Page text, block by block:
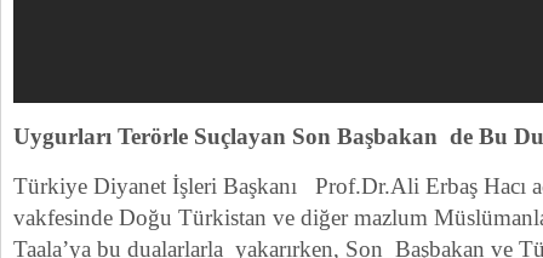
Uygurları Terörle Suçlayan Son Başbakan de Bu
Türkiye Diyanet İşleri Başkanı Prof.Dr.Ali Erbaş Hacı
vakfesinde Doğu Türkistan ve diğer mazlum
Taala’ya bu dualarlarla yakarırken, Son Başbakan ve